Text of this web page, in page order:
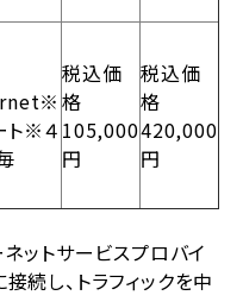
ト※４
税込価
格
105,000
円
税込価
格
420,000
円
ットサービスプロバイ
続し、トラフィックを中